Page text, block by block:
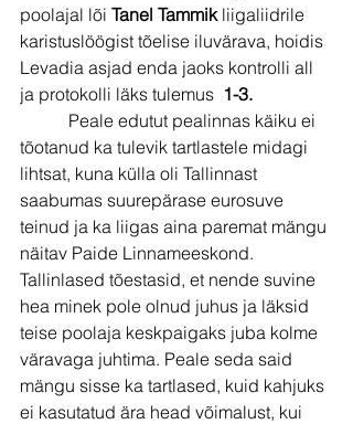
poolajal lõi Tanel Tammik liigaliidrile
karistuslöögist tõelise iluvärava, hoidis
Levadia asjad enda jaoks kontrolli all
ja protokolli läks tulemus 1-3.
Peale edutut pealinnas käiku ei
tõotanud ka tulevik tartlastele midagi
lihtsat, kuna külla oli Tallinnast
saabumas suurepärase eurosuve
teinud ja ka liigas aina paremat mängu
näitav Paide Linnameeskond.
Tallinlased tõestasid, et nende suvine
hea minek pole olnud juhus ja läksid
teise poolaja keskpaigaks juba kolme
väravaga juhtima. Peale seda said
mängu sisse ka tartlased, kuid kahjuks
ei kasutatud ära head võimalust, kui